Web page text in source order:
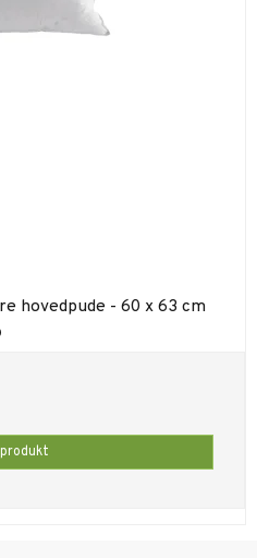
hovedpude - 60 x 63 cm